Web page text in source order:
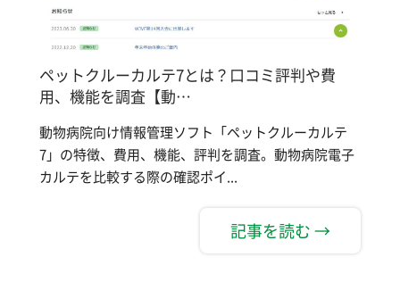
ペットクルーカルテ7とは？口コミ評判や費
用、機能を調査【動…
動物病院向け情報管理ソフト「ペットクルーカルテ
7」の特徴、費用、機能、評判を調査。動物病院電子
カルテを比較する際の確認ポイ...
記事を読む →